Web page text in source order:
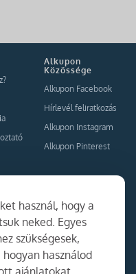
használ, hogy a
neked. Egyes
szükségesek,
használod
ajánlatokat
Alkupon
Közössége
Alkupon Facebook
Hírlevél feliratkozás
Alkupon Instagram
Alkupon Pinterest
Együttműködés
Kapcsolat
Ajánlj nekünk!
Partner Belépés